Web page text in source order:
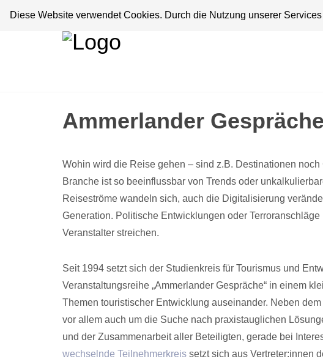
Diese Website verwendet Cookies. Durch die Nutzung unserer
Ammerlander Gespräche
Wohin wird die Reise gehen – sind z.B. Destinationen
Branche ist so beeinflussbar von Trends oder
Reiseströme wandeln sich, auch die Digitalisierung
Generation. Politische Entwicklungen oder
Veranstalter streichen.
Seit 1994 setzt sich der Studienkreis für Tourismus und
Veranstaltungsreihe „Ammerlander Gespräche“ in einem
Themen touristischer Entwicklung auseinander. Neben
vor allem auch um die Suche nach praxistauglichen
und der Zusammenarbeit aller Beteiligten, gerade bei
wechselnde Teilnehmerkreis setzt sich aus Vertreter:innen